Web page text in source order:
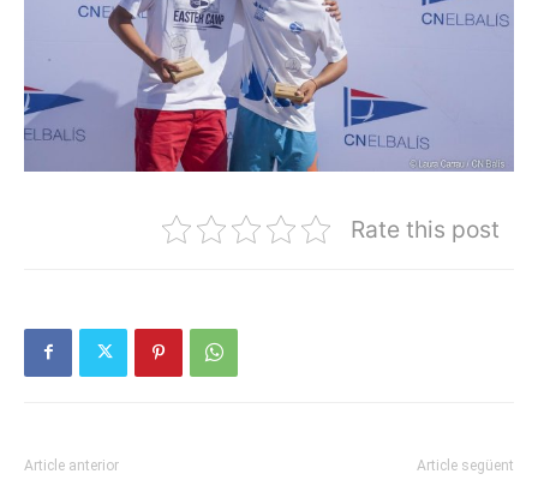
Rate this post
Article anterior Article següent